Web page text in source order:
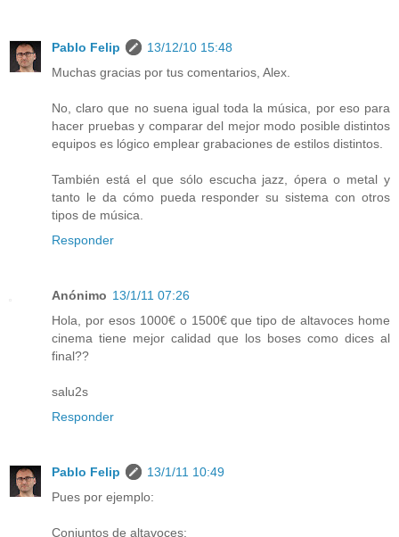
Pablo Felip
13/12/10 15:48
Muchas gracias por tus comentarios, Alex.
No, claro que no suena igual toda la música, por eso para
hacer pruebas y comparar del mejor modo posible distintos
equipos es lógico emplear grabaciones de estilos distintos.
También está el que sólo escucha jazz, ópera o metal y
tanto le da cómo pueda responder su sistema con otros
tipos de música.
Responder
Anónimo 13/1/11 07:26
Hola, por esos 1000€ o 1500€ que tipo de altavoces home
cinema tiene mejor calidad que los boses como dices al
final??
salu2s
Responder
Pablo Felip
13/1/11 10:49
Pues por ejemplo:
Conjuntos de altavoces: